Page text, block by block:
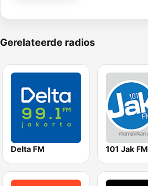
Gerelateerde radios
Delta FM 101 Jak FM